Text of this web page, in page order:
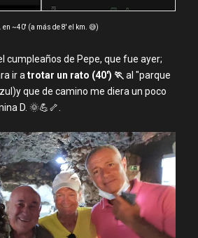
en ~40' (a más de 8' el km. 😅)
cumpleaños de Pepe, que fue ayer;
ir atrotar un rato (40') 🏃al "parque
que de camino me diera un poco
D. 🌞💪🦴.